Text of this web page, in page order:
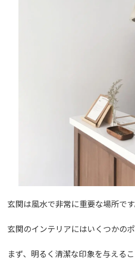
玄関は風水で非常に重要な場所です
玄関のインテリアにはいくつかのポ
まず、明るく清潔な印象を与えるこ